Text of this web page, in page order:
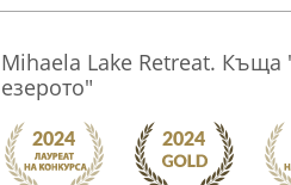
Mihaela Lake Retreat. Къща
езерото"